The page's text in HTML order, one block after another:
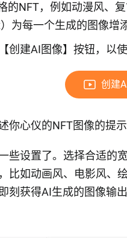
的NFT，例如动漫风、
为每一个生成的图像增
创建AI图像】按钮，以
创建
你心仪的NFT图像的提
些设置了。选择合适的
比如动画风、电影风、
刻获得AI生成的图像输